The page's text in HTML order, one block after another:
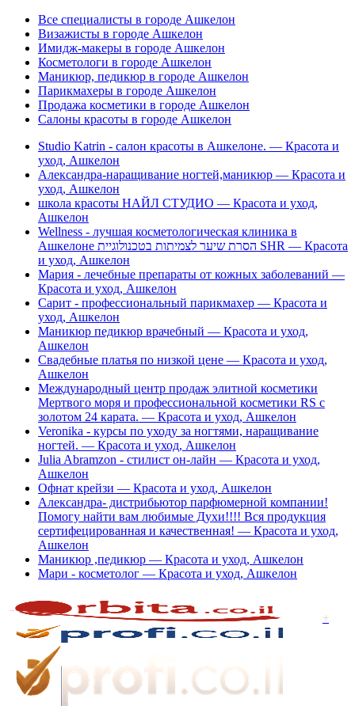
Все специалисты в городе Ашкелон
Визажисты в городе Ашкелон
Имидж-макеры в городе Ашкелон
Косметологи в городе Ашкелон
Маникюр, педикюр в городе Ашкелон
Парикмахеры в городе Ашкелон
Продажа косметики в городе Ашкелон
Салоны красоты в городе Ашкелон
Studio Katrin - салон красоты в Ашкелоне. — Красота и
уход, Ашкелон
Александра-наращивание ногтей,маникюр — Красота и
уход, Ашкелон
школа красоты НАЙЛ СТУДИО — Красота и уход,
Ашкелон
Wellness - лучшая косметологическая клиника в
Ашкелоне הסרת שיער לצמיתות בטכנולוגיית SHR — Красота
и уход, Ашкелон
Мария - лечебные препараты от кожных заболеваний —
Красота и уход, Ашкелон
Сарит - профессиональный парикмахер — Красота и
уход, Ашкелон
Маникюр педикюр врачебный — Красота и уход,
Ашкелон
Свадебные платья по низкой цене — Красота и уход,
Ашкелон
Международный центр продаж элитной косметики
Мертвого моря и профессиональной косметики RS с
золотом 24 карата. — Красота и уход, Ашкелон
Veronika - курсы по уходу за ногтями, наращивание
ногтей. — Красота и уход, Ашкелон
Julia Abramzon - стилист он-лайн — Красота и уход,
Ашкелон
Офнат крейзи — Красота и уход, Ашкелон
Александра- дистрибьютор парфюмерной компании!
Помогу найти вам любимые Духи!!!! Вся продукция
сертифецированная и качественная! — Красота и уход,
Ашкелон
Маникюр ,педикюр — Красота и уход, Ашкелон
Мари - косметолог — Красота и уход, Ашкелон
+